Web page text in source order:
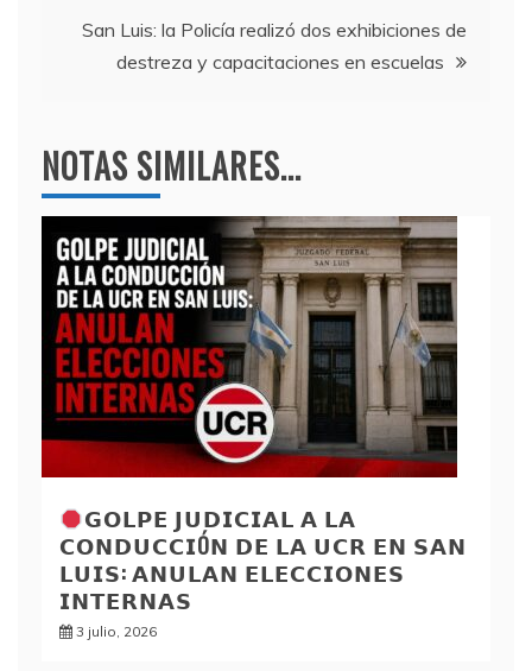
k
entradas
San Luis: la Policía realizó dos exhibiciones de
destreza y capacitaciones en escuelas
NOTAS SIMILARES...
𝗚𝗢𝗟𝗣𝗘 𝗝𝗨𝗗𝗜𝗖𝗜𝗔𝗟 𝗔 𝗟𝗔
𝗖𝗢𝗡𝗗𝗨𝗖𝗖𝗜Ó𝗡 𝗗𝗘 𝗟𝗔 𝗨𝗖𝗥 𝗘𝗡 𝗦𝗔𝗡
𝗟𝗨𝗜𝗦: 𝗔𝗡𝗨𝗟𝗔𝗡 𝗘𝗟𝗘𝗖𝗖𝗜𝗢𝗡𝗘𝗦
𝗜𝗡𝗧𝗘𝗥𝗡𝗔𝗦
3 julio, 2026